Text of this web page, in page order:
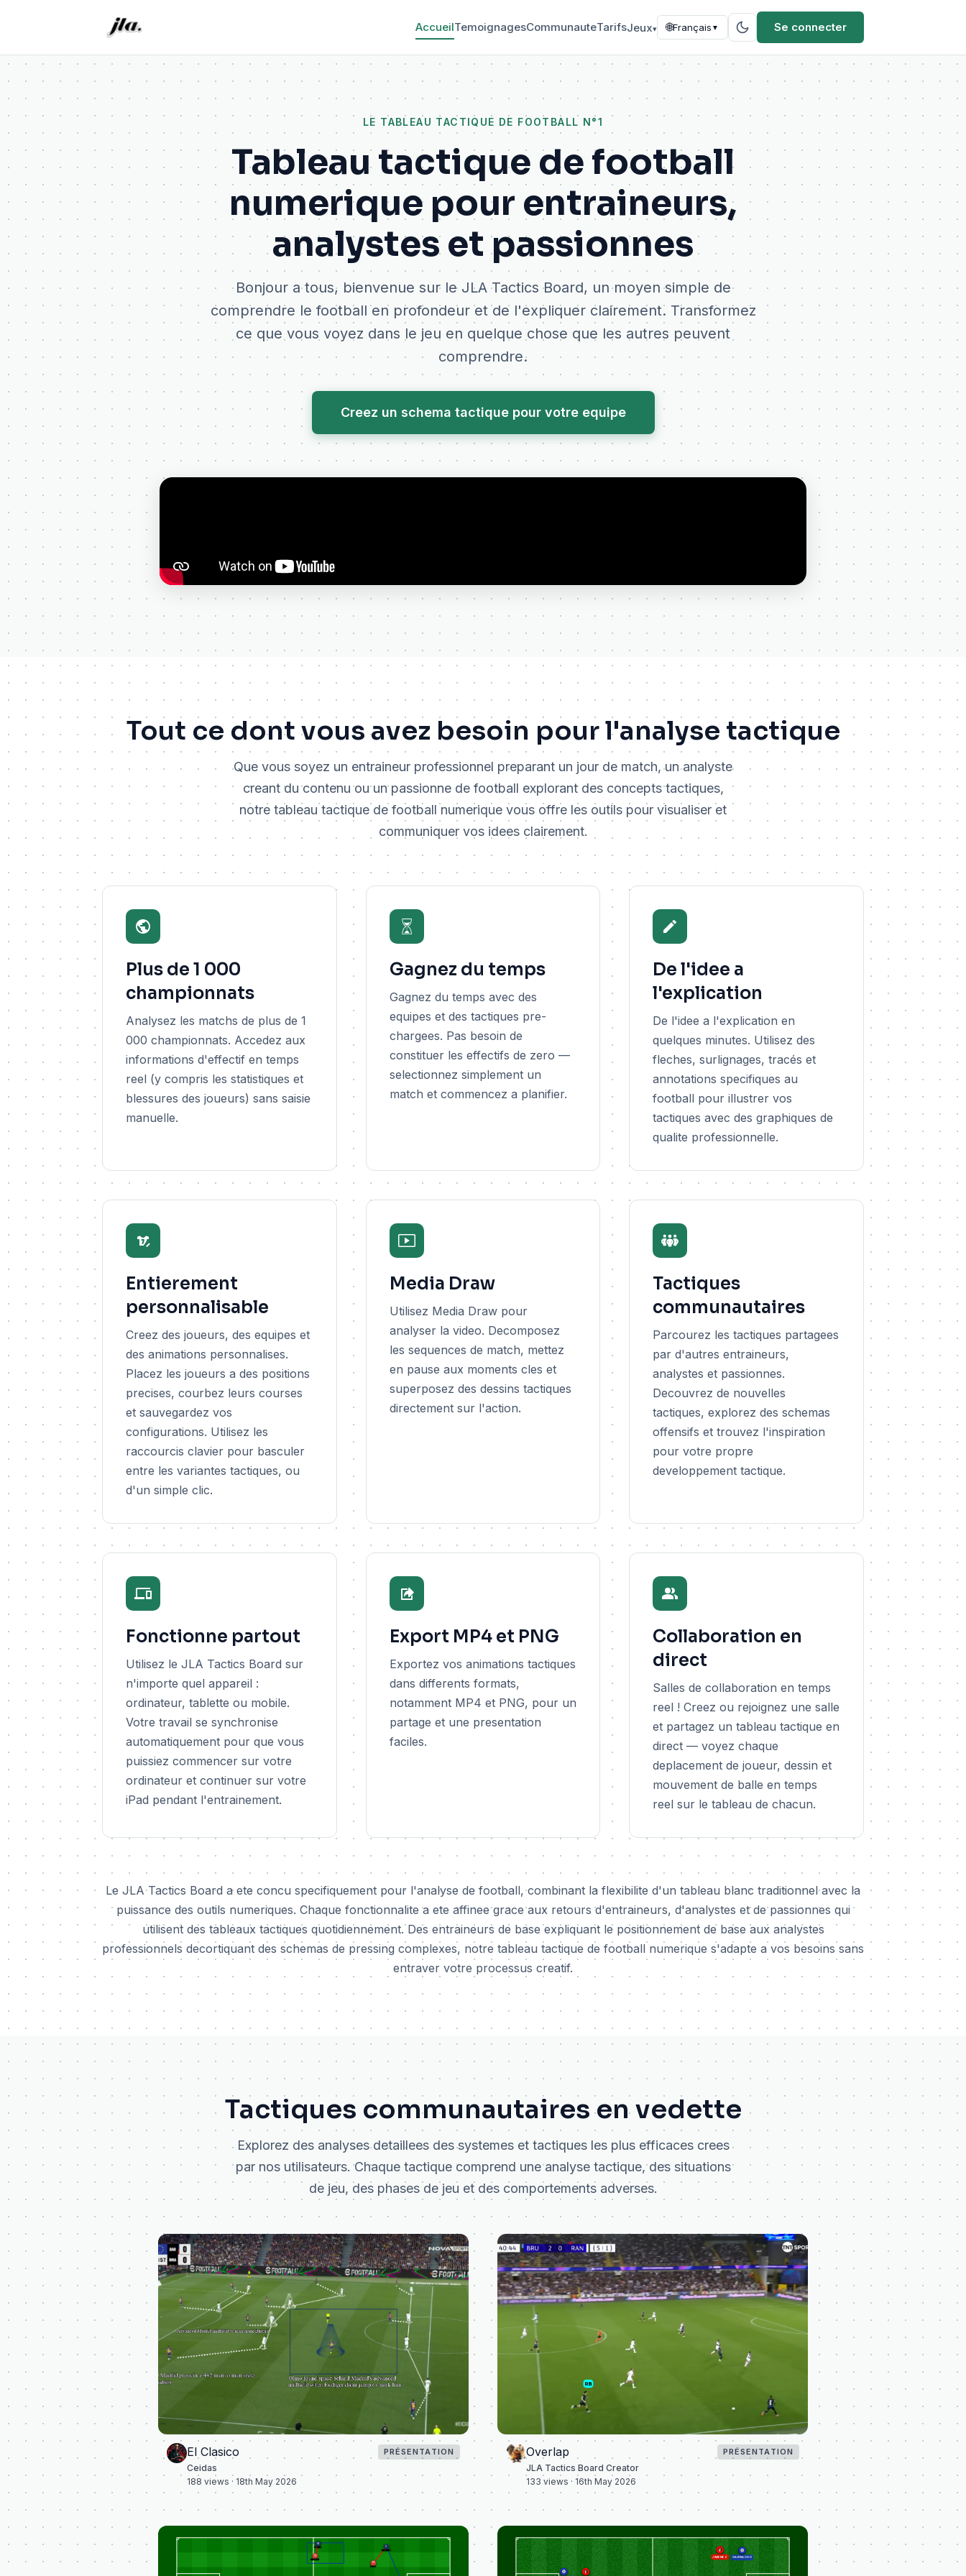
AccueilTemoignagesCommunauteTarifsJeux▾ 🌐Français ▼ Se connecter
LE TABLEAU TACTIQUE DE FOOTBALL N°1
Tableau tactique de football
numerique pour entraineurs,
analystes et passionnes
Bonjour a tous, bienvenue sur le JLA Tactics Board, un moyen simple de
comprendre le football en profondeur et de l'expliquer clairement. Transformez
ce que vous voyez dans le jeu en quelque chose que les autres peuvent
comprendre.
Creez un schema tactique pour votre equipe
Tout ce dont vous avez besoin pour l'analyse tactique
Que vous soyez un entraineur professionnel preparant un jour de match, un analyste
creant du contenu ou un passionne de football explorant des concepts tactiques,
notre tableau tactique de football numerique vous offre les outils pour visualiser et
communiquer vos idees clairement.
Plus de 1 000
championnats
Analysez les matchs de plus de 1
000 championnats. Accedez aux
informations d'effectif en temps
reel (y compris les statistiques et
blessures des joueurs) sans saisie
manuelle.
Gagnez du temps
Gagnez du temps avec des
equipes et des tactiques pre-
chargees. Pas besoin de
constituer les effectifs de zero —
selectionnez simplement un
match et commencez a planifier.
De l'idee a
l'explication
De l'idee a l'explication en
quelques minutes. Utilisez des
fleches, surlignages, tracés et
annotations specifiques au
football pour illustrer vos
tactiques avec des graphiques de
qualite professionnelle.
Entierement
personnalisable
Creez des joueurs, des equipes et
des animations personnalises.
Placez les joueurs a des positions
precises, courbez leurs courses
et sauvegardez vos
configurations. Utilisez les
raccourcis clavier pour basculer
entre les variantes tactiques, ou
d'un simple clic.
Media Draw
Utilisez Media Draw pour
analyser la video. Decomposez
les sequences de match, mettez
en pause aux moments cles et
superposez des dessins tactiques
directement sur l'action.
Tactiques
communautaires
Parcourez les tactiques partagees
par d'autres entraineurs,
analystes et passionnes.
Decouvrez de nouvelles
tactiques, explorez des schemas
offensifs et trouvez l'inspiration
pour votre propre
developpement tactique.
Fonctionne partout
Utilisez le JLA Tactics Board sur
n'importe quel appareil :
ordinateur, tablette ou mobile.
Votre travail se synchronise
automatiquement pour que vous
puissiez commencer sur votre
ordinateur et continuer sur votre
iPad pendant l'entrainement.
Export MP4 et PNG
Exportez vos animations tactiques
dans differents formats,
notamment MP4 et PNG, pour un
partage et une presentation
faciles.
Collaboration en
direct
Salles de collaboration en temps
reel ! Creez ou rejoignez une salle
et partagez un tableau tactique en
direct — voyez chaque
deplacement de joueur, dessin et
mouvement de balle en temps
reel sur le tableau de chacun.
Le JLA Tactics Board a ete concu specifiquement pour l'analyse de football, combinant la flexibilite d'un tableau blanc traditionnel avec la
puissance des outils numeriques. Chaque fonctionnalite a ete affinee grace aux retours d'entraineurs, d'analystes et de passionnes qui
utilisent des tableaux tactiques quotidiennement. Des entraineurs de base expliquant le positionnement de base aux analystes
professionnels decortiquant des schemas de pressing complexes, notre tableau tactique de football numerique s'adapte a vos besoins sans
entraver votre processus creatif.
Tactiques communautaires en vedette
Explorez des analyses detaillees des systemes et tactiques les plus efficaces crees
par nos utilisateurs. Chaque tactique comprend une analyse tactique, des situations
de jeu, des phases de jeu et des comportements adverses.
El Clasico PRÉSENTATION
Ceidas
188 views · 18th May 2026
Overlap PRÉSENTATION
JLA Tactics Board Creator
133 views · 16th May 2026
2
HAKIMI
14
DOUE
19
DAVIES
14
DIAZ
GARNACHO
JIMENEZ